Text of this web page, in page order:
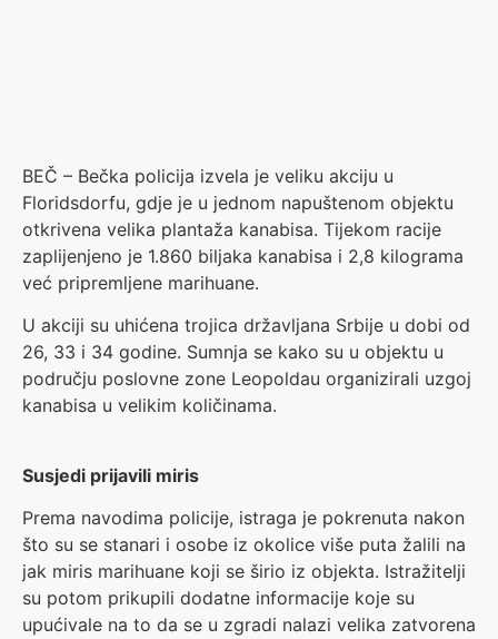
BEČ – Bečka policija izvela je veliku akciju u
Floridsdorfu, gdje je u jednom napuštenom objektu
otkrivena velika plantaža kanabisa. Tijekom racije
zaplijenjeno je 1.860 biljaka kanabisa i 2,8 kilograma
već pripremljene marihuane.
U akciji su uhićena trojica državljana Srbije u dobi od
26, 33 i 34 godine. Sumnja se kako su u objektu u
području poslovne zone Leopoldau organizirali uzgoj
kanabisa u velikim količinama.
Susjedi prijavili miris
Prema navodima policije, istraga je pokrenuta nakon
što su se stanari i osobe iz okolice više puta žalili na
jak miris marihuane koji se širio iz objekta. Istražitelji
su potom prikupili dodatne informacije koje su
upućivale na to da se u zgradi nalazi velika zatvorena